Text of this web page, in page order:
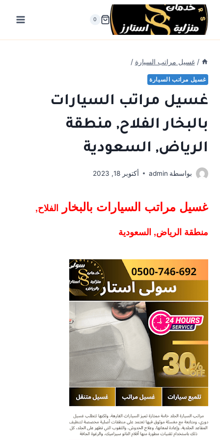
التجاوز
المحتوى
0
/ غسيل مراتب السيارة /
غسيل مراتب السيارة
غسيل مراتب السيارات
بالبخار الفلاح, منطقة
الرياض, السعودية
بواسطة admin أكتوبر 18, 2023
غسيل مراتب السيارات بالبخار الفلاح,
منطقة الرياض, السعودية